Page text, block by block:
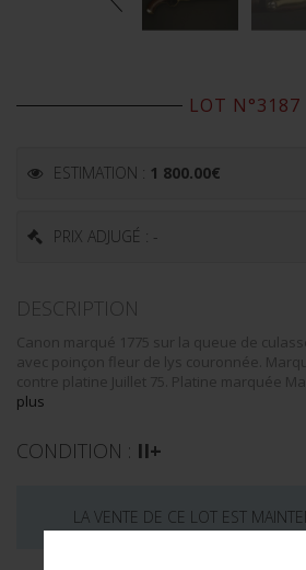
LOT N°3187
ESTIMATION : 1 800.00€
PRIX ADJUGÉ : -
DESCRIPTION
Canon marqué 1775 sur la queue de
avec poinçon fleur de lys couronnée.
contre platine Juillet 75. Platine marquée
plus
CONDITION : II+
LA VENTE DE CE LOT EST